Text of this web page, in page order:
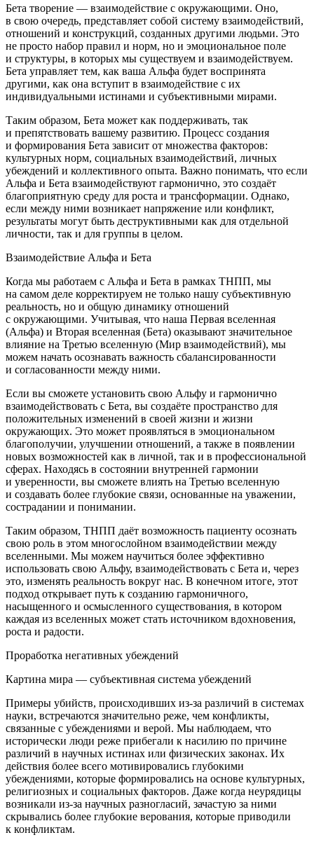
Бета творение — взаимодействие с окружающими. Оно,
в свою очередь, представляет собой систему взаимодействий,
отношений и конструкций, созданных другими людьми. Это
не просто набор правил и норм, но и эмоциональное поле
и структуры, в которых мы существуем и взаимодействуем.
Бета управляет тем, как ваша Альфа будет воспринята
другими, как она вступит в взаимодействие с их
индивидуальными истинами и субъективными мирами.
Таким образом, Бета может как поддерживать, так
и препятствовать вашему развитию. Процесс создания
и формирования Бета зависит от множества факторов:
культурных норм, социальных взаимодействий, личных
убеждений и коллективного опыта. Важно понимать, что если
Альфа и Бета взаимодействуют гармонично, это создаёт
благоприятную среду для роста и трансформации. Однако,
если между ними возникает напряжение или конфликт,
результаты могут быть деструктивными как для отдельной
личности, так и для группы в целом.
Взаимодействие Альфа и Бета
Когда мы работаем с Альфа и Бета в рамках ТНПП, мы
на самом деле корректируем не только нашу субъективную
реальность, но и общую динамику отношений
с окружающими. Учитывая, что наша Первая вселенная
(Альфа) и Вторая вселенная (Бета) оказывают значительное
влияние на Третью вселенную (Мир взаимодействий), мы
можем начать осознавать важность сбалансированности
и согласованности между ними.
Если вы сможете установить свою Альфу и гармонично
взаимодействовать с Бета, вы создаёте пространство для
положительных изменений в своей жизни и жизни
окружающих. Это может проявляться в эмоциональном
благополучии, улучшении отношений, а также в появлении
новых возможностей как в личной, так и в профессиональной
сферах. Находясь в состоянии внутренней гармонии
и уверенности, вы сможете влиять на Третью вселенную
и создавать более глубокие связи, основанные на уважении,
сострадании и понимании.
Таким образом, ТНПП даёт возможность пациенту осознать
свою роль в этом многослойном взаимодействии между
вселенными. Мы можем научиться более эффективно
использовать свою Альфу, взаимодействовать с Бета и, через
это, изменять реальность вокруг нас. В конечном итоге, этот
подход открывает путь к созданию гармоничного,
насыщенного и осмысленного существования, в котором
каждая из вселенных может стать источником вдохновения,
роста и радости.
Проработка негативных убеждений
Картина мира — субъективная система убеждений
Примеры убийств, происходивших из-за различий в системах
науки, встречаются значительно реже, чем конфликты,
связанные с убеждениями и верой. Мы наблюдаем, что
исторически люди реже прибегали к насилию по причине
различий в научных истинах или физических законах. Их
действия более всего мотивировались глубокими
убеждениями, которые формировались на основе культурных,
религиозных и социальных факторов. Даже когда неурядицы
возникали из-за научных разногласий, зачастую за ними
скрывались более глубокие верования, которые приводили
к конфликтам.